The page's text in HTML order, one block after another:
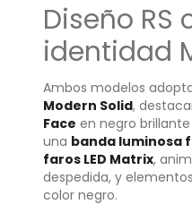
Diseño RS
identidad
Ambos modelos
Modern Solid,
Face en negro
una banda luminosa
faros LED Matrix,
despedida, y
color negro.